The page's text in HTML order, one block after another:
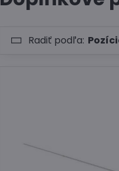
Radiť podľa: